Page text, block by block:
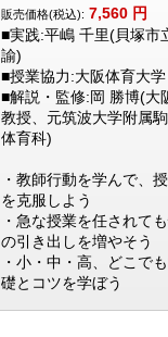
販売価格(税込): 7,560 円
■実践:平嶋 千里(貝塚市
諭)
■授業協力:大阪体育大学
■解説・監修:岡 勝博(大
教授、元筑波大学附属
体育科)
・教師行動を学んで、
を克服しよう
・急な授業を任されて
の引き出しを増やそう
・小・中・高、どこで
礎とコツを学ぼう